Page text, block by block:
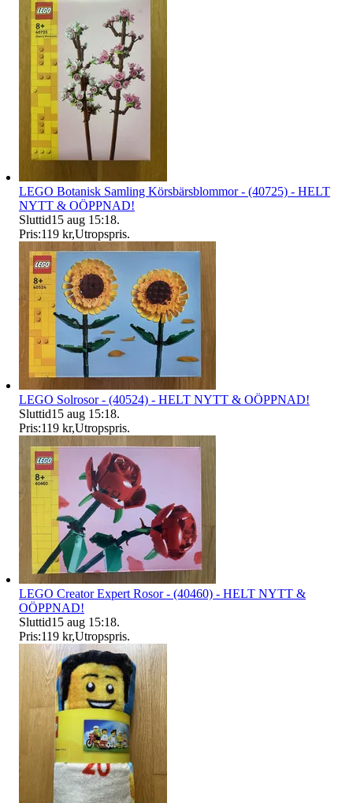
LEGO Botanisk Samling Körsbärsblommor - (40725) - HELT
NYTT & OÖPPNAD!
Sluttid15 aug 15:18.
Pris:119 kr,Utropspris.
LEGO Solrosor - (40524) - HELT NYTT & OÖPPNAD!
Sluttid15 aug 15:18.
Pris:119 kr,Utropspris.
LEGO Creator Expert Rosor - (40460) - HELT NYTT &
OÖPPNAD!
Sluttid15 aug 15:18.
Pris:119 kr,Utropspris.